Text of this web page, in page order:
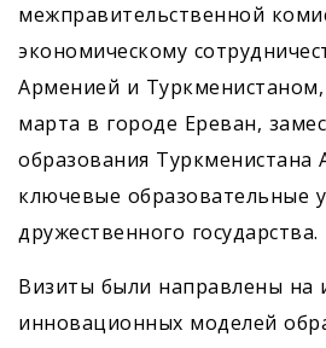
межправительственной
экономическому
Арменией и Туркменистаном,
марта в городе Ереван,
образования Туркменистана
ключевые образовательные
дружественного государства.
Визиты были направлены на
инновационных моделей